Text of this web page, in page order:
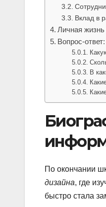
Вклад в
Личная жизнь
Вопрос-ответ:
В
По окончании
дизайна, где
быстро стала